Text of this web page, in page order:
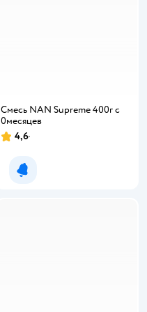
Смесь NAN Supreme 400г с
0месяцев
Рейтинг:
4,6
Уведомить о появлении